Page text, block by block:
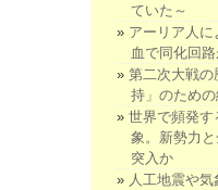
ていた～
アーリア人
血で同化回
第二次大戦の
持」のため
世界で頻発す
象。新勢力
突入か
人工地震や